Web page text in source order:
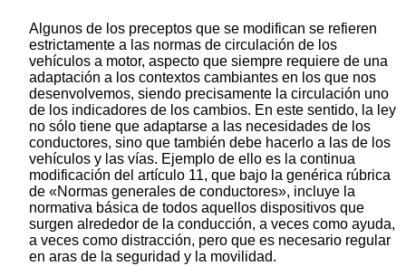
Algunos de los preceptos que se modifican se refieren
estrictamente a las normas de circulación de los
vehículos a motor, aspecto que siempre requiere de una
adaptación a los contextos cambiantes en los que nos
desenvolvemos, siendo precisamente la circulación uno
de los indicadores de los cambios. En este sentido, la ley
no sólo tiene que adaptarse a las necesidades de los
conductores, sino que también debe hacerlo a las de los
vehículos y las vías. Ejemplo de ello es la continua
modificación del artículo 11, que bajo la genérica rúbrica
de «Normas generales de conductores», incluye la
normativa básica de todos aquellos dispositivos que
surgen alrededor de la conducción, a veces como ayuda,
a veces como distracción, pero que es necesario regular
en aras de la seguridad y la movilidad.